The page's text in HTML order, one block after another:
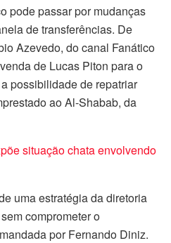
pode passar por mudanças
de transferências. De
Azevedo, do canal Fanático
de Lucas Piton para o
possibilidade de repatriar
ao Al-Shabab, da
situação chata envolvendo
uma estratégia da diretoria
comprometer o
por Fernando Diniz.